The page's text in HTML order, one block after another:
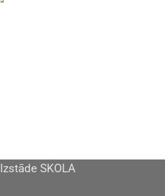
Izstāde SKOLA